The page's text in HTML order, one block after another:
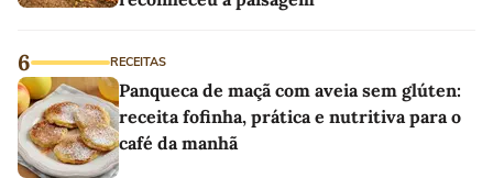
6 RECEITAS
Panqueca de maçã com aveia sem glúten:
receita fofinha, prática e nutritiva para o
café da manhã